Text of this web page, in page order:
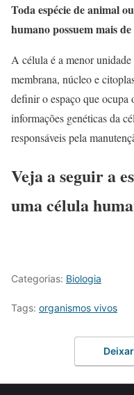
Toda espécie de animal
humano possuem mais
A célula é a menor
membrana, núcleo e
definir o espaço que ocupa
informações genéticas da
responsáveis pela
Veja a seguir a
uma célula
Categorias: Biologia
Tags: organismos vivos